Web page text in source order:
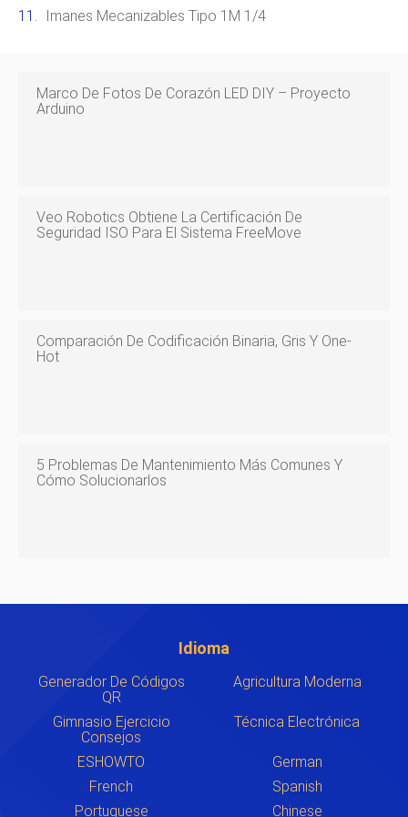
Imanes Mecanizables Tipo 1M 1/4
Marco De Fotos De Corazón LED DIY – Proyecto
Arduino
Veo Robotics Obtiene La Certificación De
Seguridad ISO Para El Sistema FreeMove
Comparación De Codificación Binaria, Gris Y One-
Hot
5 Problemas De Mantenimiento Más Comunes Y
Cómo Solucionarlos
Idioma
Generador De Códigos
QR
Agricultura Moderna
Gimnasio Ejercicio
Consejos
Técnica Electrónica
ESHOWTO
German
French
Spanish
Portuguese
Chinese